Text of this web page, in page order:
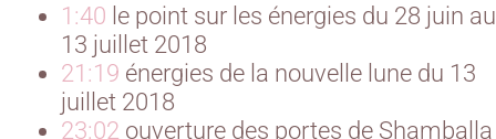
1:40 le point sur les énergies du 28 juin au
13 juillet 2018
21:19 énergies de la nouvelle lune du 13
juillet 2018
23:02 ouverture des portes de Shamballa